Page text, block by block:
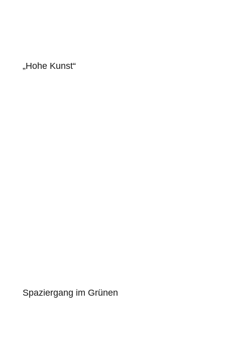
„Hohe Kunst“
Spaziergang im Grünen